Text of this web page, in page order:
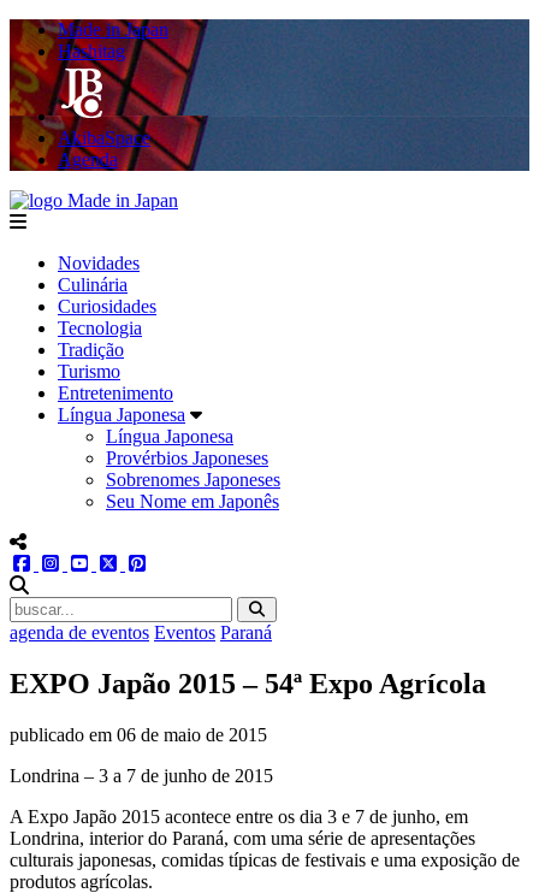
Made in Japan
Hashitag
AkibaSpace
Agenda
menu
Novidades
Culinária
Curiosidades
Tecnologia
Tradição
Turismo
Entretenimento
Língua Japonesa
Língua Japonesa
Provérbios Japoneses
Sobrenomes Japoneses
Seu Nome em Japonês
menu redes social
facebookinstagram
youtube
twitter
agenda de eventos Eventos Paraná
EXPO Japão 2015 – 54ª Expo Agrícola
publicado em 06 de maio de 2015
Londrina – 3 a 7 de junho de 2015
A Expo Japão 2015 acontece entre os dia 3 e 7 de junho, em
Londrina, interior do Paraná, com uma série de apresentações
culturais japonesas, comidas típicas de festivais e uma exposição de
produtos agrícolas.